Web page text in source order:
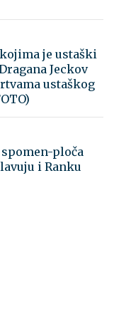
je ustaški
Jeckov
ustaškog
ploča
i Ranku